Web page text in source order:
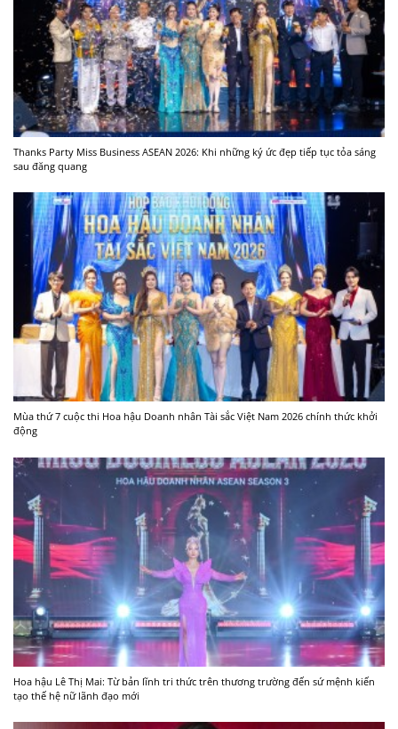
Thanks Party Miss Business ASEAN 2026: Khi những ký ức đẹp tiếp tục tỏa sáng
sau đăng quang
Mùa thứ 7 cuộc thi Hoa hậu Doanh nhân Tài sắc Việt Nam 2026 chính thức khởi
động
Hoa hậu Lê Thị Mai: Từ bản lĩnh tri thức trên thương trường đến sứ mệnh kiến
tạo thế hệ nữ lãnh đạo mới